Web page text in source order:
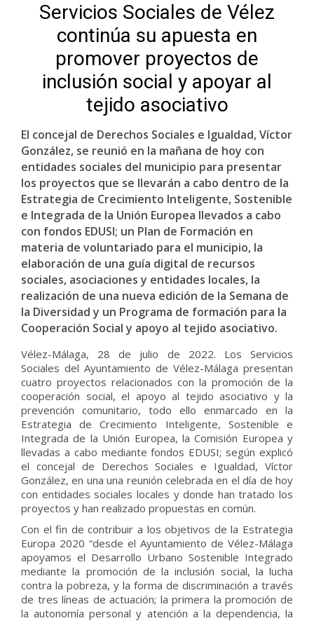
Servicios Sociales de Vélez
continúa su apuesta en
promover proyectos de
inclusión social y apoyar al
tejido asociativo
El concejal de Derechos Sociales e Igualdad, Víctor
González, se reunió en la mañana de hoy con
entidades sociales del municipio para presentar
los proyectos que se llevarán a cabo dentro de la
Estrategia de Crecimiento Inteligente, Sostenible
e Integrada de la Unión Europea llevados a cabo
con fondos EDUSI; un Plan de Formación en
materia de voluntariado para el municipio, la
elaboración de una guía digital de recursos
sociales, asociaciones y entidades locales, la
realización de una nueva edición de la Semana de
la Diversidad y un Programa de formación para la
Cooperación Social y apoyo al tejido asociativo.
Vélez-Málaga, 28 de julio de 2022. Los Servicios
Sociales del Ayuntamiento de Vélez-Málaga presentan
cuatro proyectos relacionados con la promoción de la
cooperación social, el apoyo al tejido asociativo y la
prevención comunitario, todo ello enmarcado en la
Estrategia de Crecimiento Inteligente, Sostenible e
Integrada de la Unión Europea, la Comisión Europea y
llevadas a cabo mediante fondos EDUSI; según explicó
el concejal de Derechos Sociales e Igualdad, Víctor
González, en una una reunión celebrada en el día de hoy
con entidades sociales locales y donde han tratado los
proyectos y han realizado propuestas en común.
Con el fin de contribuir a los objetivos de la Estrategia
Europa 2020 “desde el Ayuntamiento de Vélez-Málaga
apoyamos el Desarrollo Urbano Sostenible Integrado
mediante la promoción de la inclusión social, la lucha
contra la pobreza, y la forma de discriminación a través
de tres líneas de actuación; la primera la promoción de
la autonomía personal y atención a la dependencia, la